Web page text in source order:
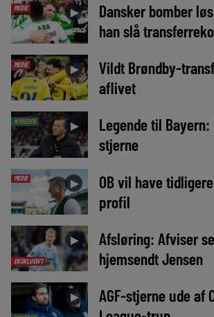
MEDIE ►
Dansker bomber
han slå
MEDIE ►
Vildt Brøndby-
aflivet
NYHEDER ►
Legende til
stjerne
MEDIE ►
OB vil have
profil
EKSKLUSIVT
►
Afsløring: Afviser
hjemsendt Jensen
►
AGF-stjerne ude af